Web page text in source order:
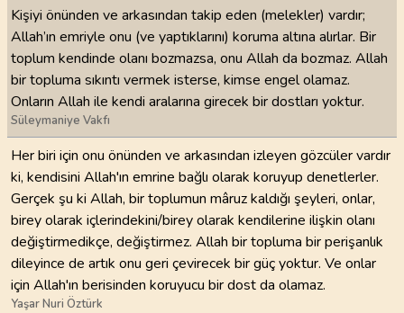
Kişiyi önünden ve arkasından takip eden (melekler) vardır;
Allah’ın emriyle onu (ve yaptıklarını) koruma altına alırlar. Bir
toplum kendinde olanı bozmazsa, onu Allah da bozmaz. Allah
bir topluma sıkıntı vermek isterse, kimse engel olamaz.
Onların Allah ile kendi aralarına girecek bir dostları yoktur.
Süleymaniye Vakfı
Her biri için onu önünden ve arkasından izleyen gözcüler vardır
ki, kendisini Allah'ın emrine bağlı olarak koruyup denetlerler.
Gerçek şu ki Allah, bir toplumun mâruz kaldığı şeyleri, onlar,
birey olarak içlerindekini/birey olarak kendilerine ilişkin olanı
değiştirmedikçe, değiştirmez. Allah bir topluma bir perişanlık
dileyince de artık onu geri çevirecek bir güç yoktur. Ve onlar
için Allah'ın berisinden koruyucu bir dost da olamaz.
Yaşar Nuri Öztürk